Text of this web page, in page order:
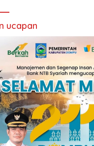
ucapan